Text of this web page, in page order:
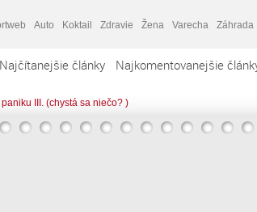
Auto Koktail Zdravie Žena Varecha Záhrada
Najčítanejšie články Najkomentovanejšie
III. (chystá sa niečo? )